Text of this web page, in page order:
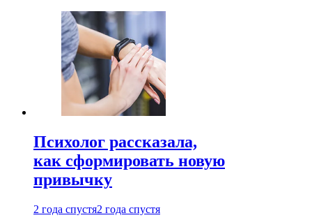
Психолог рассказала,
как сформировать новую
привычку
2 года спустя2 года спустя